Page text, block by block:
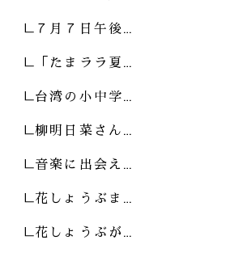
７月７日午後…
「たまララ夏…
台湾の小中学…
柳明日菜さん…
音楽に出会え…
花しょうぶま…
花しょうぶが…